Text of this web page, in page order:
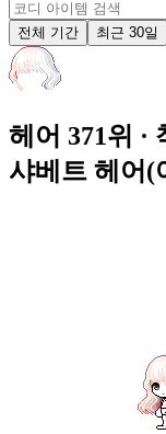
전체 기간 최근 30일
헤어 371위 ·
샤베트 헤어(